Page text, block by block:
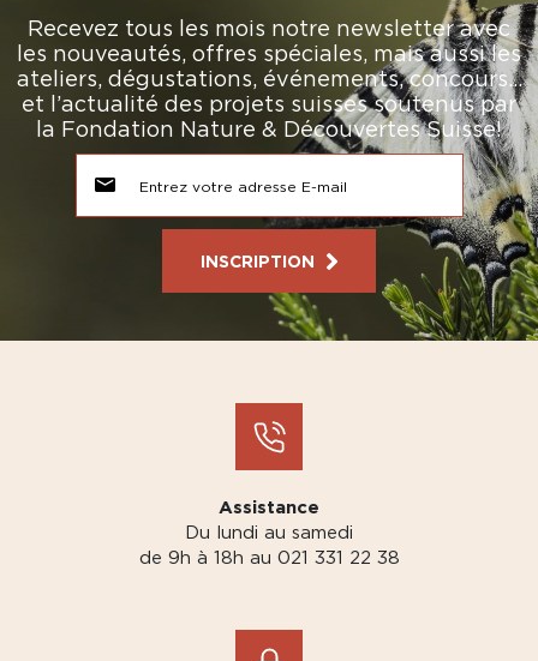
Recevez tous les mois notre newsletter avec
les nouveautés, offres spéciales, mais aussi les
ateliers, dégustations, événements, concours…
et l’actualité des projets suisses soutenus par
la Fondation Nature & Découvertes Suisse!
INSCRIPTION
Assistance
Du lundi au samedi
de 9h à 18h au 021 331 22 38